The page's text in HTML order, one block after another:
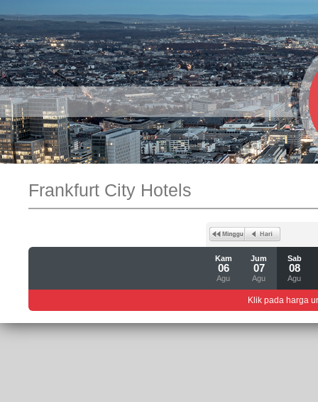
Frankfurt City Hotels
Kam
06
Agu
Jum
07
Agu
Sab
08
Agu
Klik pada harga